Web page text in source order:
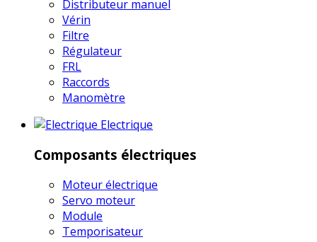
Distributeur manuel
Vérin
Filtre
Régulateur
FRL
Raccords
Manomètre
Electrique
Composants électriques
Moteur électrique
Servo moteur
Module
Temporisateur